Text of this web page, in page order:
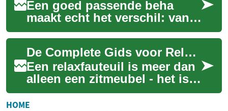
Een goed passende beha
maakt echt het verschil: van
dagelijks comfort tot
zelfverzekerdheid bij speciale
gelegenheden...
De Complete Gids voor Relaxfauteuils: Comfort en Stijl in Uw Woonkamer
Een relaxfauteuil is meer dan
alleen een zitmeubel - het is
een investering in comfort en
welzijn. Deze speciale stoe...
HOME